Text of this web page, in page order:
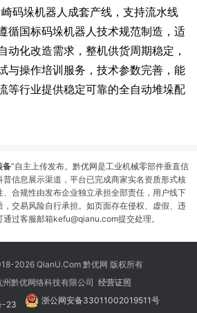
码垛机器人成套产线，支持流水线
循国标码垛机器人技术规范制造，适
动化改造需求，整机供货周期稳定，
与操作培训服务，技术参数完善，能
等行业提供稳定可靠的全自动堆垛配
备”自主上传发布。黔优网是工业机械零部件垂直信
信息展示渠道，平台已完成商家实名资质形式核
合规性由发布企业独立承担全部责任，用户线下
交易风险自行承担。如页面存在侵权、虚假、违
通过客服邮箱kefu@qianu.com提交处理。
2026 QianU.Com 黔优网 版权所有
州黔优网络科技有限公司 经营证照
-23 浙公网安备33011002019511号